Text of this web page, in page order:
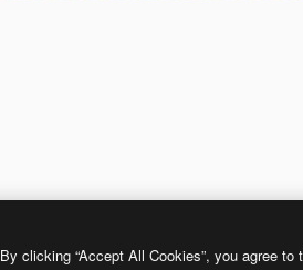
By clicking “Accept All Cookies”, you agree